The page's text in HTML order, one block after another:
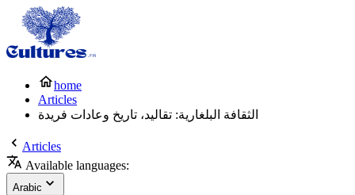
home
Articles
الثقافة البلغارية: تقاليد، تاريخ وعادات فريدة
Articles
Available languages:
Arabic